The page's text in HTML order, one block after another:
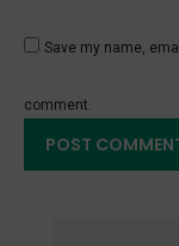
Save my name,
comment.